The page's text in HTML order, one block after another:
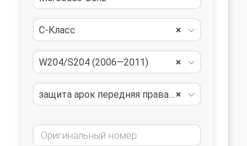
×
C-Класс
×
W204/S204 (2006—2011)
×
защита арок передняя правая (подкрылок)